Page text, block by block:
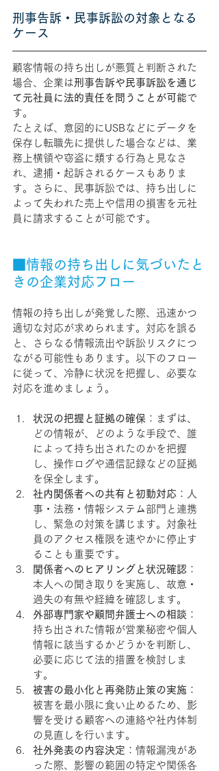
刑事告訴・民事訴訟の対象となる
ケース
顧客情報の持ち出しが悪質と判断された
場合、企業は 刑事告訴や民事訴訟を通じ
て元社員に法的責任を問うことが可能 で
す。
たとえば、意図的にUSBなどにデータを
保存し転職先に提供した場合などは、業
務上横領や窃盗に類する行為と見なさ
れ、逮捕・起訴されるケースもありま
す。さらに、民事訴訟では、持ち出しに
よって失われた売上や信用の損害を元社
員に請求することが可能です。
■情報の持ち出しに気づいたと
きの企業対応フロー
情報の持ち出しが発覚した際、迅速かつ
適切な対応が求められます。対応を誤る
と、さらなる情報流出や訴訟リスクにつ
ながる可能性もあります。以下のフロー
に従って、冷静に状況を把握し、必要な
対応を進めましょう。
状況の把握と証拠の確保 ：まずは、
どの情報が、どのような手段で、誰
によって持ち出されたのかを把握
し、操作ログや通信記録などの証拠
を保全します。
社内関係者への共有と初動対応 ：人
事・法務・情報システム部門と連携
し、緊急の対策を講じます。対象社
員のアクセス権限を速やかに停止す
ることも重要です。
関係者へのヒアリングと状況確認 ：
本人への聞き取りを実施し、故意・
過失の有無や経緯を確認します。
外部専門家や顧問弁護士への相談 ：
持ち出された情報が営業秘密や個人
情報に該当するかどうかを判断し、
必要に応じて法的措置を検討しま
す。
被害の最小化と再発防止策の実施 ：
被害を最小限に食い止めるため、影
響を受ける顧客への連絡や社内体制
の見直しを行います。
社外発表の内容決定 ：情報漏洩があ
った際、影響の範囲の特定や関係各